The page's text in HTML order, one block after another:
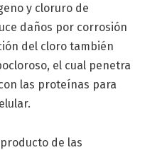
y cloruro de
daños por corrosión
del cloro también
el cual penetra
las proteínas para
de las